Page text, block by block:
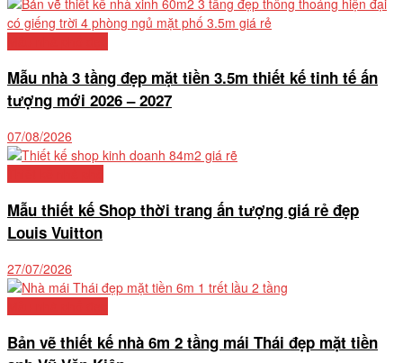
Mẫu nhà 3 tầng đẹp mặt tiền 3.5m thiết kế tinh tế ấn
tượng mới 2026 – 2027
07/08/2026
Mẫu thiết kế Shop thời trang ấn tượng giá rẻ đẹp
Louis Vuitton
27/07/2026
Bản vẽ thiết kế nhà 6m 2 tầng mái Thái đẹp mặt tiền